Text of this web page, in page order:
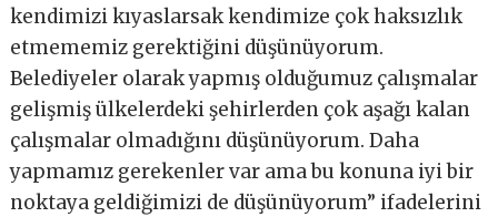
kendimizi kıyaslarsak kendimize çok haksızlık
etmememiz gerektiğini düşünüyorum.
Belediyeler olarak yapmış olduğumuz çalışmalar
gelişmiş ülkelerdeki şehirlerden çok aşağı kalan
çalışmalar olmadığını düşünüyorum. Daha
yapmamız gerekenler var ama bu konuna iyi bir
noktaya geldiğimizi de düşünüyorum” ifadelerini